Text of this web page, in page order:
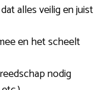
alles veilig en juist
en het scheelt
nodig